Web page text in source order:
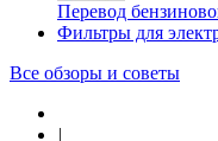
Перевод
Фильтры для
Все обзоры и советы
|